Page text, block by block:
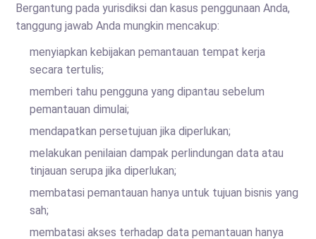
Bergantung pada yurisdiksi dan kasus penggunaan Anda,
tanggung jawab Anda mungkin mencakup:
menyiapkan kebijakan pemantauan tempat kerja
secara tertulis;
memberi tahu pengguna yang dipantau sebelum
pemantauan dimulai;
mendapatkan persetujuan jika diperlukan;
melakukan penilaian dampak perlindungan data atau
tinjauan serupa jika diperlukan;
membatasi pemantauan hanya untuk tujuan bisnis yang
sah;
membatasi akses terhadap data pemantauan hanya